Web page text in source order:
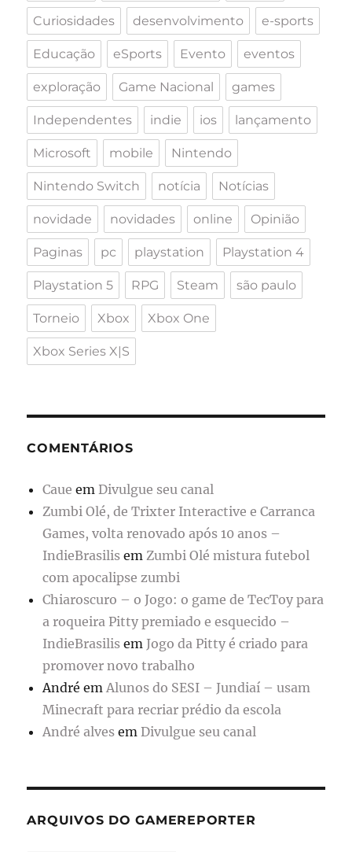
Curiosidades desenvolvimento e-sports
Educação eSports Evento eventos
exploração Game Nacional games
Independentes indie ios lançamento
Microsoft mobile Nintendo
Nintendo Switch notícia Notícias
novidade novidades online Opinião
Paginas pc playstation Playstation 4
Playstation 5 RPG Steam são paulo
Torneio Xbox Xbox One
Xbox Series X|S
COMENTÁRIOS
Caue emDivulgue seu canal
Zumbi Olé, de Trixter Interactive e Carranca
Games, volta renovado após 10 anos –
IndieBrasilis emZumbi Olé mistura futebol
com apocalipse zumbi
Chiaroscuro – o Jogo: o game de TecToy para
a roqueira Pitty premiado e esquecido –
IndieBrasilis em Jogo da Pitty é criado para
promover novo trabalho
André emAlunos do SESI – Jundiaí – usam
Minecraft para recriar prédio da escola
André alves emDivulgue seu canal
ARQUIVOS DO GAMEREPORTER